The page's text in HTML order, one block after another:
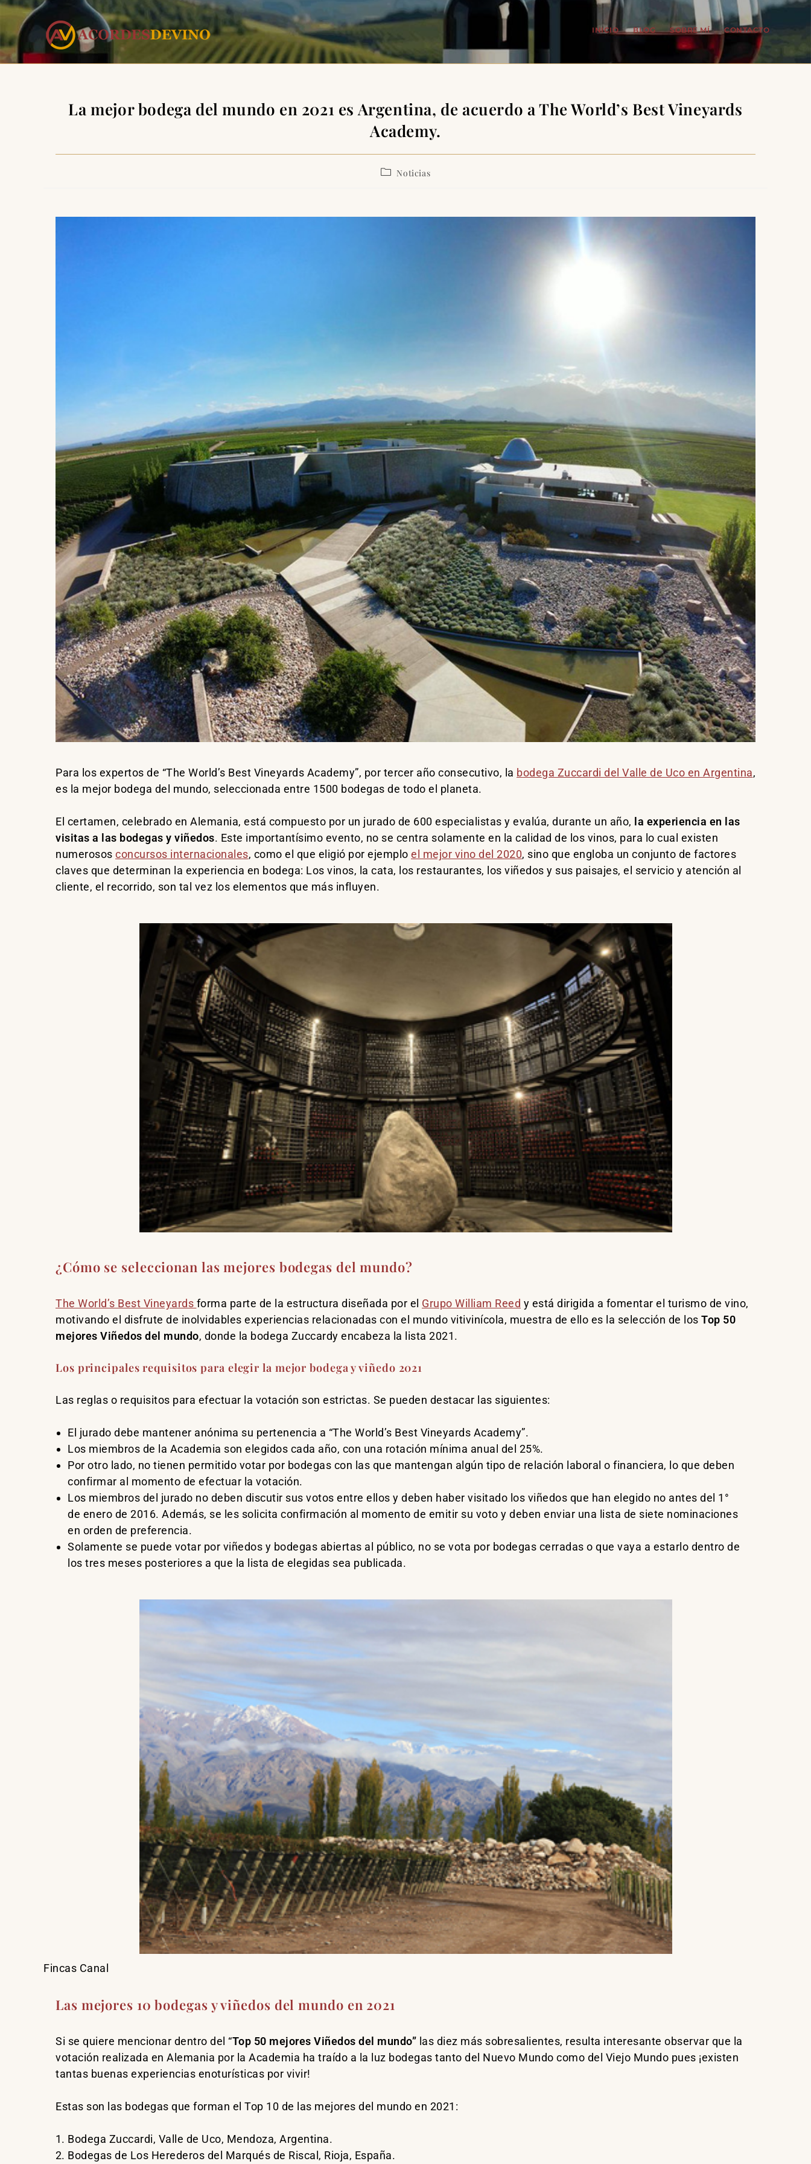
INICIO BLOG SOBRE MÍ CONTACTO
La mejor bodega del mundo en 2021 es Argentina, de acuerdo a The World’s Best Vineyards
Academy.
Noticias
Para los expertos de “The World’s Best Vineyards Academy”, por tercer año consecutivo, la bodega Zuccardi del Valle de Uco en Argentina,
es la mejor bodega del mundo, seleccionada entre 1500 bodegas de todo el planeta.
El certamen, celebrado en Alemania, está compuesto por un jurado de 600 especialistas y evalúa, durante un año, la experiencia en las
visitas a las bodegas y viñedos. Este importantísimo evento, no se centra solamente en la calidad de los vinos, para lo cual existen
numerosos concursos internacionales, como el que eligió por ejemplo el mejor vino del 2020, sino que engloba un conjunto de factores
claves que determinan la experiencia en bodega: Los vinos, la cata, los restaurantes, los viñedos y sus paisajes, el servicio y atención al
cliente, el recorrido, son tal vez los elementos que más influyen.
¿Cómo se seleccionan las mejores bodegas del mundo?
The World’s Best Vineyards forma parte de la estructura diseñada por el Grupo William Reed y está dirigida a fomentar el turismo de vino,
motivando el disfrute de inolvidables experiencias relacionadas con el mundo vitivinícola, muestra de ello es la selección de los Top 50
mejores Viñedos del mundo, donde la bodega Zuccardy encabeza la lista 2021.
Los principales requisitos para elegir la mejor bodega y viñedo 2021
Las reglas o requisitos para efectuar la votación son estrictas. Se pueden destacar las siguientes:
El jurado debe mantener anónima su pertenencia a “The World’s Best Vineyards Academy”.
Los miembros de la Academia son elegidos cada año, con una rotación mínima anual del 25%.
Por otro lado, no tienen permitido votar por bodegas con las que mantengan algún tipo de relación laboral o financiera, lo que deben
confirmar al momento de efectuar la votación.
Los miembros del jurado no deben discutir sus votos entre ellos y deben haber visitado los viñedos que han elegido no antes del 1°
de enero de 2016. Además, se les solicita confirmación al momento de emitir su voto y deben enviar una lista de siete nominaciones
en orden de preferencia.
Solamente se puede votar por viñedos y bodegas abiertas al público, no se vota por bodegas cerradas o que vaya a estarlo dentro de
los tres meses posteriores a que la lista de elegidas sea publicada.
Fincas Canal
Las mejores 10 bodegas y viñedos del mundo en 2021
Si se quiere mencionar dentro del “Top 50 mejores Viñedos del mundo” las diez más sobresalientes, resulta interesante observar que la
votación realizada en Alemania por la Academia ha traído a la luz bodegas tanto del Nuevo Mundo como del Viejo Mundo pues ¡existen
tantas buenas experiencias enoturísticas por vivir!
Estas son las bodegas que forman el Top 10 de las mejores del mundo en 2021:
Bodega Zuccardi, Valle de Uco, Mendoza, Argentina.
Bodegas de Los Herederos del Marqués de Riscal, Rioja, España.